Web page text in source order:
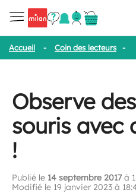
Accueil - Coin des lecteurs -
Observe
souris avec
!
Publié le 14 septembre 2017 à
Modifié le 19 janvier 2023 à